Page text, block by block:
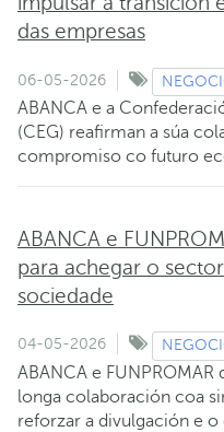
das empresas
06-05-2026
ABANCA e a
(CEG) reafirman a súa
compromiso co futuro
ABANCA e
para achegar o
sociedade
04-05-2026
ABANCA e
longa colaboración coa
reforzar a divulgación e